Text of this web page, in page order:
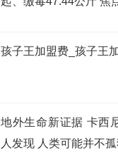
孩子王加盟费_孩子王
地外生命新证据 卡西
人发现 人类可能并不